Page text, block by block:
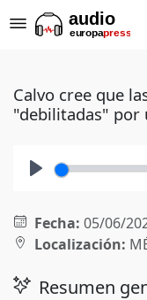
Calvo cree que
"debilitadas" por
Fecha: 05/06/
Localización:
Resumen